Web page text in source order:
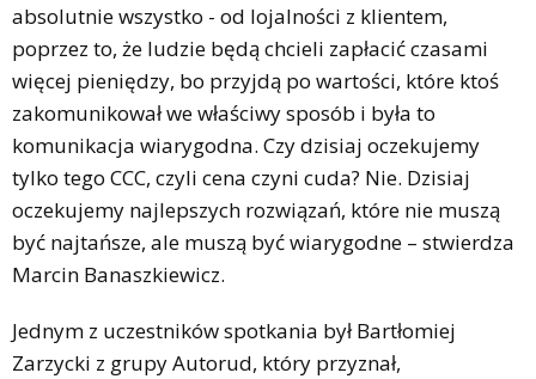
absolutnie wszystko - od lojalności z klientem,
poprzez to, że ludzie będą chcieli zapłacić czasami
więcej pieniędzy, bo przyjdą po wartości, które ktoś
zakomunikował we właściwy sposób i była to
komunikacja wiarygodna. Czy dzisiaj oczekujemy
tylko tego CCC, czyli cena czyni cuda? Nie. Dzisiaj
oczekujemy najlepszych rozwiązań, które nie muszą
być najtańsze, ale muszą być wiarygodne – stwierdza
Marcin Banaszkiewicz.
Jednym z uczestników spotkania był Bartłomiej
Zarzycki z grupy Autorud, który przyznał,